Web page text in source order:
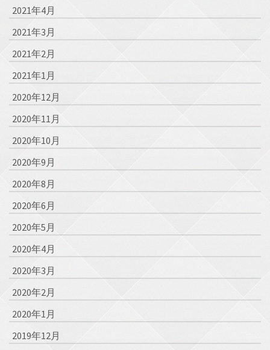
2021年4月
2021年3月
2021年2月
2021年1月
2020年12月
2020年11月
2020年10月
2020年9月
2020年8月
2020年6月
2020年5月
2020年4月
2020年3月
2020年2月
2020年1月
2019年12月